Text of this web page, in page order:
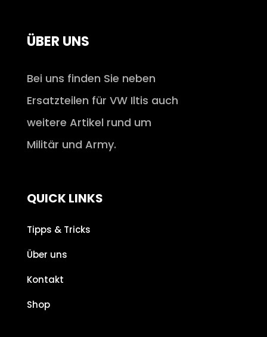
ÜBER UNS
Bei uns finden Sie neben
Ersatzteilen für VW Iltis auch
weitere Artikel rund um
Militär und Army.
QUICK LINKS
Tipps & Tricks
Über uns
Kontakt
Shop